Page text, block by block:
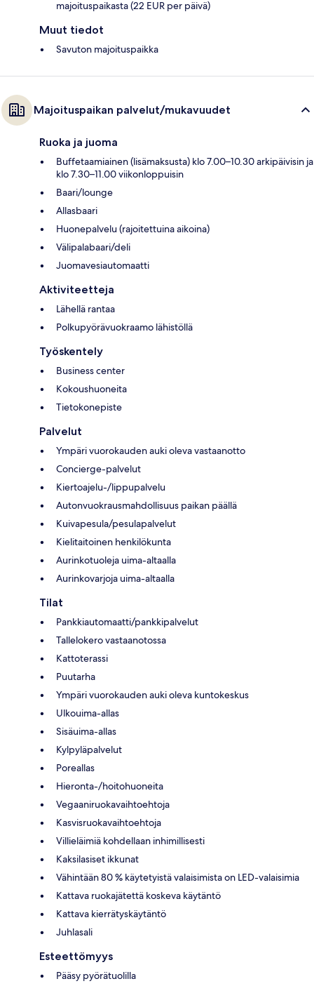
majoituspaikasta (22 EUR per päivä)
Muut tiedot
Savuton majoituspaikka
Majoituspaikan palvelut/mukavuudet
Ruoka ja juoma
Buffetaamiainen (lisämaksusta) klo 7.00–10.30 arkipäivisin ja
klo 7.30–11.00 viikonloppuisin
Baari/lounge
Allasbaari
Huonepalvelu (rajoitettuina aikoina)
Välipalabaari/deli
Juomavesiautomaatti
Aktiviteetteja
Lähellä rantaa
Polkupyörävuokraamo lähistöllä
Työskentely
Business center
Kokoushuoneita
Tietokonepiste
Palvelut
Ympäri vuorokauden auki oleva vastaanotto
Concierge-palvelut
Kiertoajelu-/lippupalvelu
Autonvuokrausmahdollisuus paikan päällä
Kuivapesula/pesulapalvelut
Kielitaitoinen henkilökunta
Aurinkotuoleja uima-altaalla
Aurinkovarjoja uima-altaalla
Tilat
Pankkiautomaatti/pankkipalvelut
Tallelokero vastaanotossa
Kattoterassi
Puutarha
Ympäri vuorokauden auki oleva kuntokeskus
Ulkouima-allas
Sisäuima-allas
Kylpyläpalvelut
Poreallas
Hieronta-/hoitohuoneita
Vegaaniruokavaihtoehtoja
Kasvisruokavaihtoehtoja
Villieläimiä kohdellaan inhimillisesti
Kaksilasiset ikkunat
Vähintään 80 % käytetyistä valaisimista on LED-valaisimia
Kattava ruokajätettä koskeva käytäntö
Kattava kierrätyskäytäntö
Juhlasali
Esteettömyys
Pääsy pyörätuolilla